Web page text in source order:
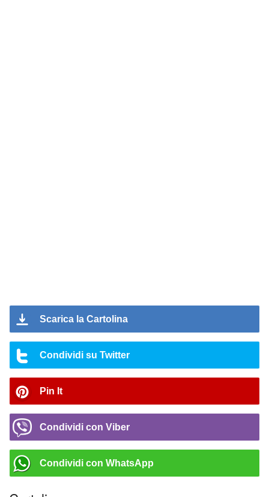
Scarica la Cartolina
Condividi su Twitter
Pin It
Condividi con Viber
Condividi con WhatsApp